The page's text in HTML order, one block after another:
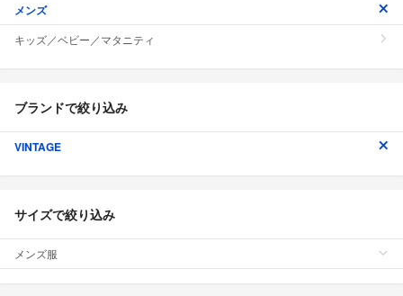
メンズ
キッズ／ベビー／マタニティ
ブランドで絞り込み
VINTAGE
サイズで絞り込み
メンズ服